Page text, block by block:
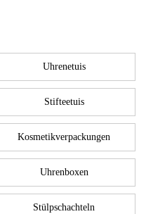
Uhrenetuis
Stifteetuis
Kosmetikverpackungen
Uhrenboxen
Stülpschachteln